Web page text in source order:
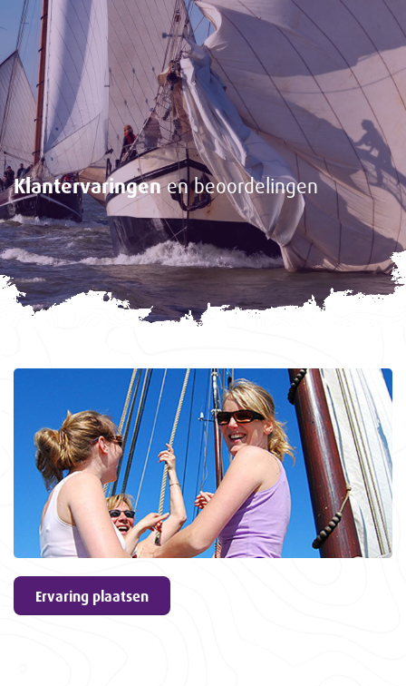
Klantervaringenen beoordelingen
9,6
Gasten
geven
ons een
3057
ervaringen
Ervaring plaatsen